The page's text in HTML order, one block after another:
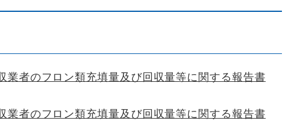
業者のフロン類充填量及び回収量等に関する報告書
業者のフロン類充填量及び回収量等に関する報告書